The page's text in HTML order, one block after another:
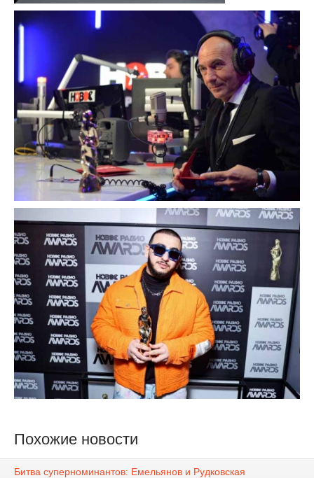
Похожие новости
Битва суперноминантов: Емельянов и Рудковская